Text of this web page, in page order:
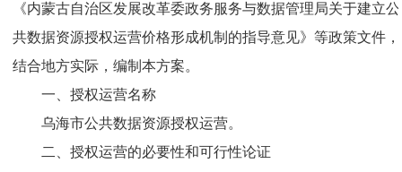
《内蒙古自治区发展改革委政务服务与数据管理局关于建立公
共数据资源授权运营价格形成机制的指导意见》等政策文件，
结合地方实际，编制本方案。
一、授权运营名称
乌海市公共数据资源授权运营。
二、授权运营的必要性和可行性论证